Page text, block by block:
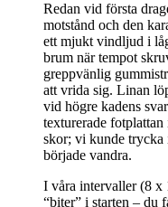
Redan vid första
motstånd och den
ett mjukt vindljud i
brum när tempot
greppvänlig
att vrida sig. Linan
vid högre kadens
texturerade fotplattan
skor; vi kunde trycka
började vandra.
I våra intervaller (8 x
“biter” i starten – du